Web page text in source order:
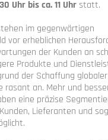
Uhr bis ca. 11 Uhr statt.
im gegenwärtigen
vor erheblichen
der Kunden an
Produkte und
der Schaffung
rasant an. Mehr und
eine präzise
Lieferanten und